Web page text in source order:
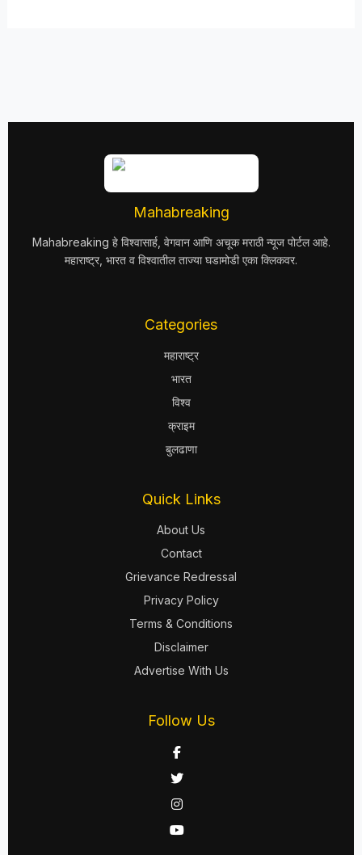
Mahabreaking
Mahabreaking हे विश्वासार्ह, वेगवान आणि अचूक मराठी न्यूज पोर्टल आहे.
महाराष्ट्र, भारत व विश्वातील ताज्या घडामोडी एका क्लिकवर.
Categories
महाराष्ट्र
भारत
विश्व
क्राइम
बुलढाणा
Quick Links
About Us
Contact
Grievance Redressal
Privacy Policy
Terms & Conditions
Disclaimer
Advertise With Us
Follow Us